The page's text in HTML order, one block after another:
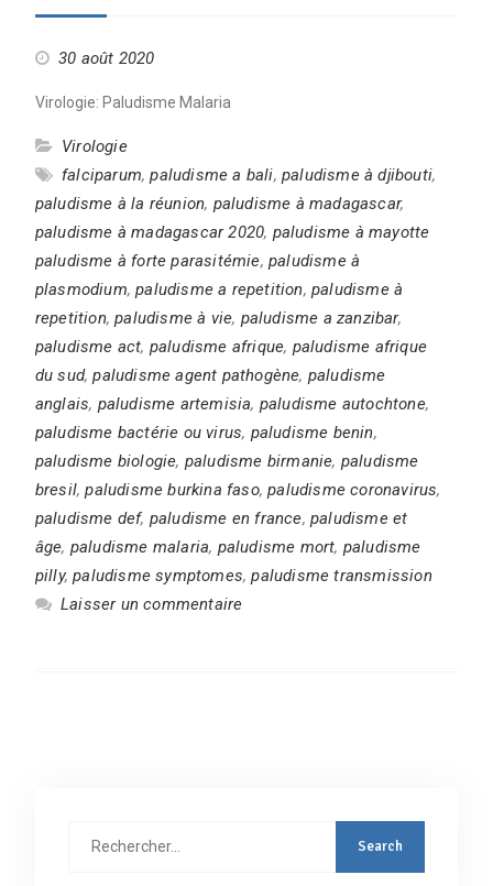
30 août 2020
Virologie: Paludisme Malaria
Virologie
falciparum,paludisme a bali, paludisme à djibouti,
paludisme à la réunion, paludisme à madagascar,
paludisme à madagascar 2020, paludisme à mayotte
paludisme à forte parasitémie, paludisme à
plasmodium,paludisme a repetition, paludisme à
repetition,paludisme à vie, paludisme a zanzibar,
paludisme act, paludisme afrique, paludisme afrique
du sud,paludisme agent pathogène, paludisme
anglais, paludisme artemisia, paludisme autochtone,
paludisme bactérie ou virus, paludisme benin,
paludisme biologie, paludisme birmanie, paludisme
bresil,paludisme burkina faso,paludisme coronavirus,
paludisme def, paludisme en france, paludisme et
âge, paludisme malaria, paludisme mort, paludisme
pilly,paludisme symptomes,paludisme transmission
Laisser un commentaire